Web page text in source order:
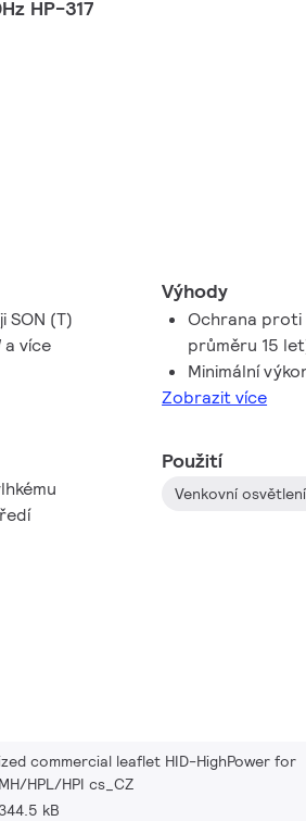
HP-317
SON (T)
a více
Výhody
Ochrana proti
průměru 15
Minimální
Zobrazit více
Použití
commercial leaflet HID-HighPower for
HPL/HPI cs_CZ
kB